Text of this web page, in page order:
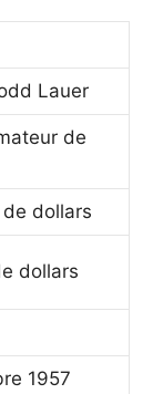
Lauer
de
dollars
dollars
1957